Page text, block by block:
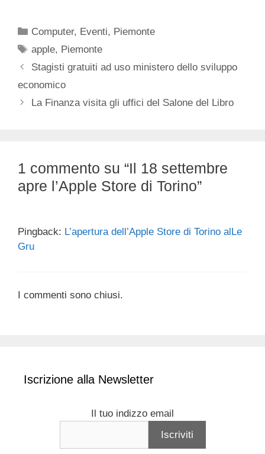
Categorie
Computer, Eventi, Piemonte
Tag
apple, Piemonte
Stagisti gratuiti ad uso ministero dello sviluppo
economico
La Finanza visita gli uffici del Salone del Libro
1 commento su “Il 18 settembre
apre l’Apple Store di Torino”
Pingback: L’apertura dell’Apple Store di Torino alLe
Gru
I commenti sono chiusi.
Iscrizione alla Newsletter
Il tuo indizzo email